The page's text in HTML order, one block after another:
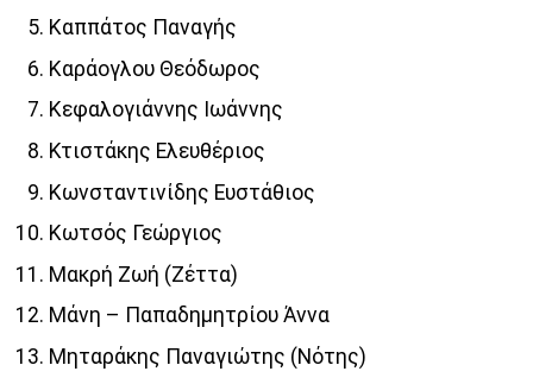
Καππάτος Παναγής
Καράογλου Θεόδωρος
Κεφαλογιάννης Ιωάννης
Κτιστάκης Ελευθέριος
Κωνσταντινίδης Ευστάθιος
Κωτσός Γεώργιος
Μακρή Ζωή (Ζέττα)
Μάνη – Παπαδημητρίου Άννα
Μηταράκης Παναγιώτης (Νότης)